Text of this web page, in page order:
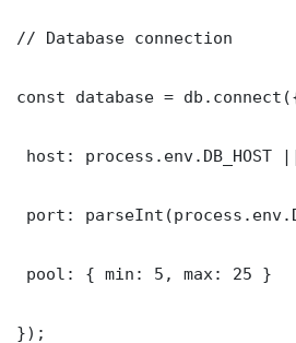
// Database connection
const database =
host:
port:
pool: { min: 5, max: 25 }
});